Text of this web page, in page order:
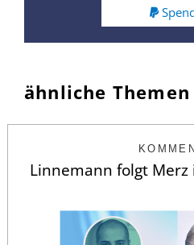
ähnliche Themen
Linnemann folgt Merz